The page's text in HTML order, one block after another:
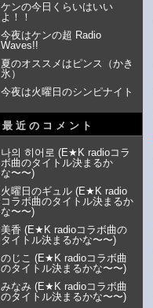
ケンの今日くらいはいい
よ！！
今夜はケンの超 Radio
Waves!!
夏のオススメはピンス（かき
氷）
今夜は火曜日のシンピナイト
最近のコメント
나의 히어로 (E★K radioコラ
ボ曲のタイトル決まるか
な〜〜)
火曜日のギュル (E★K radio
コラボ曲のタイトル決まるか
な〜〜)
美香 (E★K radioコラボ曲の
タイトル決まるかな〜〜)
のじこ (E★K radioコラボ曲
のタイトル決まるかな〜〜)
みなみ (E★K radioコラボ曲
のタイトル決まるかな〜〜)